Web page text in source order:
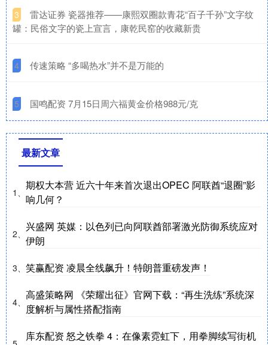
3
​雷达证券 瓷器推荐——康熙双圈款青花“百子千孙”文字纹
罐：民俗文字的瓷上宣言，康乾民窑的收藏新贵
4 ​传速策略 “多喝热水”并不是万能的
5 ​国鸣配资 7月15日周六福黄金价格988元/克
最新文章
1、
期权大本营 近六十年来首次退出OPEC 阿联酋“退圈”影
响几何？
2、
兴盛网 英媒：以色列已向阿联酋部署激光防御系统应对
伊朗
3、 笑赢配资 凌晨全线飙升！特朗普重磅发声！
4、
高盛策略网 《荣耀出征》官网下载：“再生洗练”系统深
度解析与属性搭配指南
库东配资 怒之铁拳 4：在像素霓虹下，用拳脚续写街机